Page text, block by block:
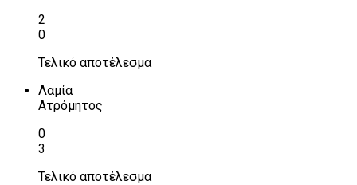
2
0
Τελικό αποτέλεσμα
Λαμία
Ατρόμητος
0
3
Τελικό αποτέλεσμα